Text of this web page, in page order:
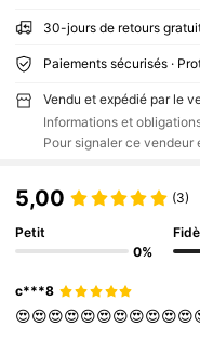
30-jours de retours
Paiements sécurisés ·
Vendu et expédié par le
Informations et
Pour signaler ce vendeur
5,00 (3)
Petit
0%
c***8